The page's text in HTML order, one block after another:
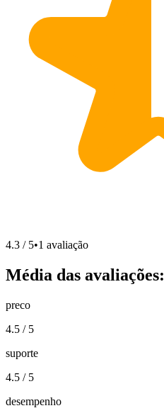
4.3 / 5•1 avaliação
Média das avaliações:
preco
4.5 / 5
suporte
4.5 / 5
desempenho